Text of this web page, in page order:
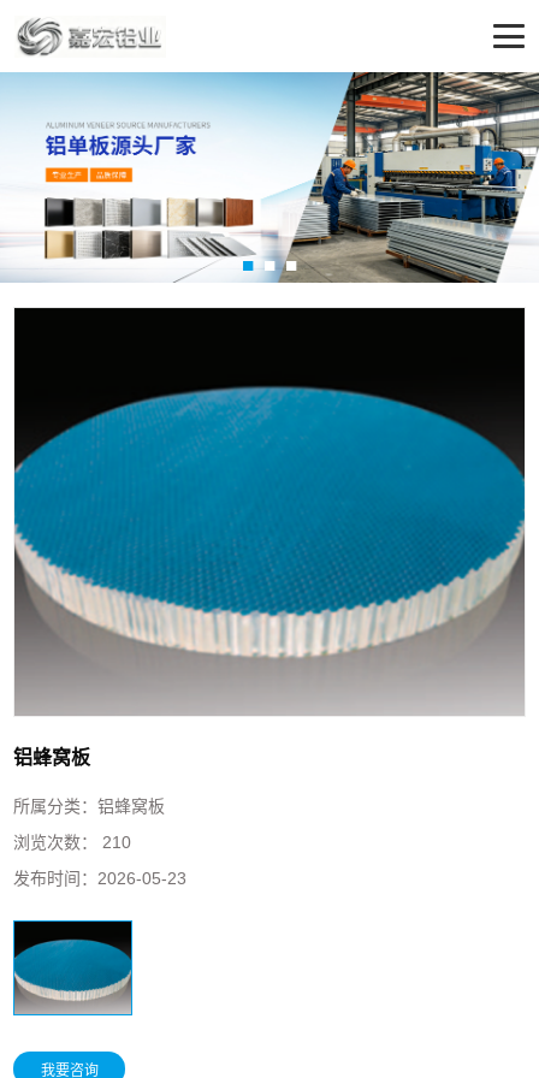
铝蜂窝板
所属分类：铝蜂窝板
浏览次数：
210
发布时间： 2026-05-23
我要咨询